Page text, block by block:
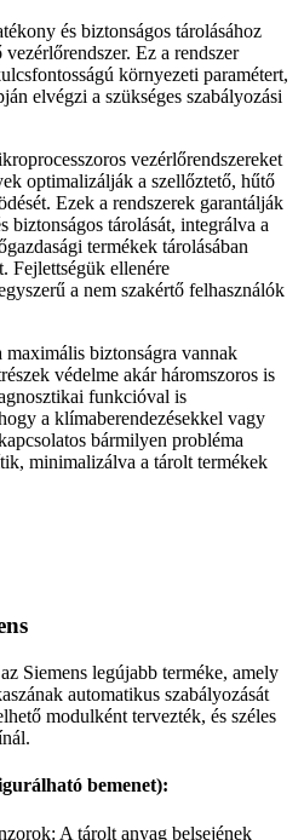
és biztonságos tárolásához
Ez a rendszer
környezeti paramétert,
elvégzi a szükséges szabályozási
vezérlőrendszereket
optimalizálják a szellőztető, hűtő
Ezek a rendszerek garantálják
biztonságos tárolását, integrálva a
termékek tárolásában
Fejlettségük ellenére
a nem szakértő felhasználók
biztonságra vannak
védelme akár háromszoros is
funkcióval is
a klímaberendezésekkel vagy
bármilyen probléma
minimalizálva a tárolt termékek
Siemens legújabb terméke, amely
automatikus szabályozását
modulként tervezték, és széles
bemenet):
A tárolt anyag belsejének